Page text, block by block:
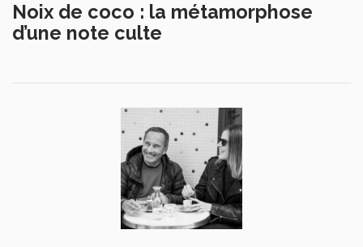
Noix de coco : la métamorphose
d’une note culte